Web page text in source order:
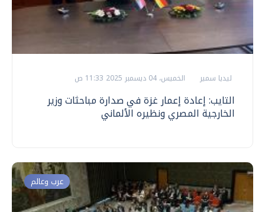
ليديا سمير الخميس، 04 ديسمبر 2025 11:33 ص
التايب: إعادة إعمار غزة في صدارة مباحثات وزير
الخارجية المصري ونظيره الألماني
عرب وعالم